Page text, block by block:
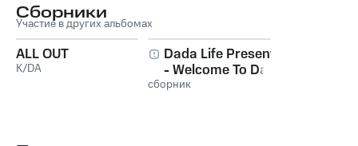
Сборники
Участие в других альбомах
ALL OUT
K/DA
Dada Life Presents
- Welcome To Dada
Land
сборник